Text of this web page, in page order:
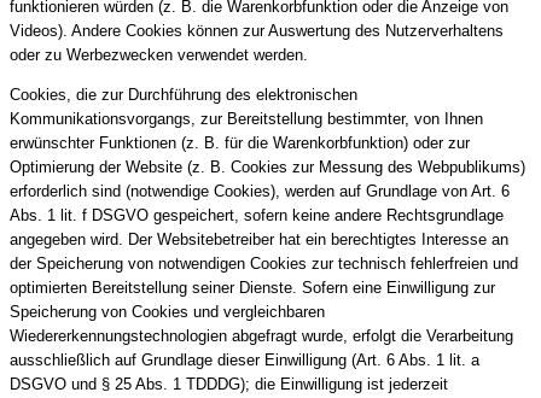
funktionieren würden (z. B. die Warenkorbfunktion oder die Anzeige von
Videos). Andere Cookies können zur Auswertung des Nutzerverhaltens
oder zu Werbezwecken verwendet werden.
Cookies, die zur Durchführung des elektronischen
Kommunikationsvorgangs, zur Bereitstellung bestimmter, von Ihnen
erwünschter Funktionen (z. B. für die Warenkorbfunktion) oder zur
Optimierung der Website (z. B. Cookies zur Messung des Webpublikums)
erforderlich sind (notwendige Cookies), werden auf Grundlage von Art. 6
Abs. 1 lit. f DSGVO gespeichert, sofern keine andere Rechtsgrundlage
angegeben wird. Der Websitebetreiber hat ein berechtigtes Interesse an
der Speicherung von notwendigen Cookies zur technisch fehlerfreien und
optimierten Bereitstellung seiner Dienste. Sofern eine Einwilligung zur
Speicherung von Cookies und vergleichbaren
Wiedererkennungstechnologien abgefragt wurde, erfolgt die Verarbeitung
ausschließlich auf Grundlage dieser Einwilligung (Art. 6 Abs. 1 lit. a
DSGVO und § 25 Abs. 1 TDDDG); die Einwilligung ist jederzeit